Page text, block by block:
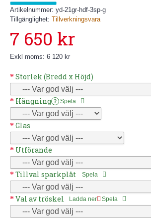
Artikelnummer: yd-21gr-hdf-3sp-g
Tillgänglighet: Tillverkningsvara
7 650 kr
Exkl moms: 6 120 kr
Storlek (Bredd x Höjd)
Hängning ? Spela
Glas
Utförande
Tillval sparkplåt Spela
Val av tröskel Ladda ner Spela